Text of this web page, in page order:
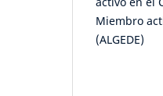
Miembro
(ALGEDE)